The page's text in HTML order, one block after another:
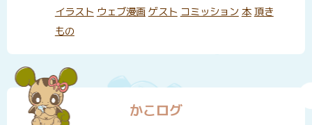
イラスト ウェブ漫画 ゲスト コミッション 本 頂き
もの
かこログ